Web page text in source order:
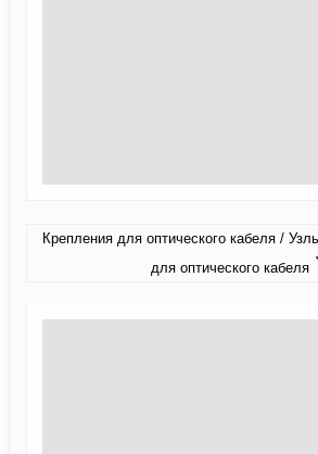
Крепления для оптического кабеля /
для оптического кабеля